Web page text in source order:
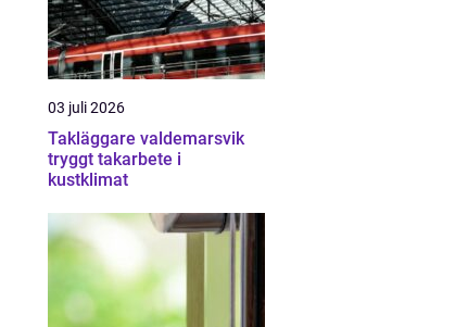
03 juli 2026
Takläggare valdemarsvik
tryggt takarbete i
kustklimat